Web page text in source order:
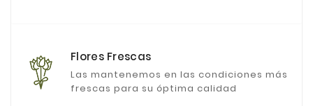
Flores Frescas
Las mantenemos en las condiciones más
frescas para su óptima calidad